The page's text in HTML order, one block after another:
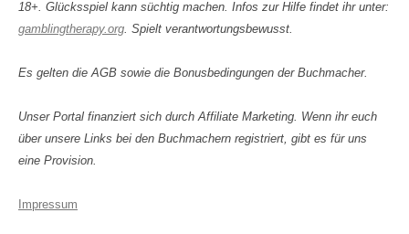
18+. Glücksspiel kann süchtig machen. Infos zur Hilfe findet ihr unter:
gamblingtherapy.org. Spielt verantwortungsbewusst.
Es gelten die AGB sowie die Bonusbedingungen der Buchmacher.
Unser Portal finanziert sich durch Affiliate Marketing. Wenn ihr euch
über unsere Links bei den Buchmachern registriert, gibt es für uns
eine Provision.
Impressum